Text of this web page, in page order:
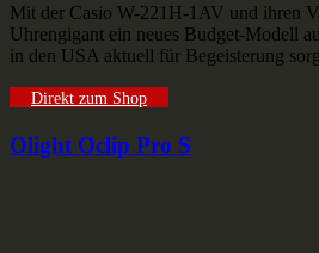
Mit der Casio W-221H-1AV und ihren
Uhrengigant ein neues Budget-Modell
in den USA aktuell für Begeisterung
Direkt zum Shop
Olight Oclip Pro S